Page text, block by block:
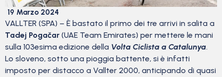
19 Marzo 2024
VALLTER (SPA) – È bastato il primo dei tre arrivi in salita a
Tadej Pogačar (UAE Team Emirates) per mettere le mani
sulla 103esima edizione della Volta Ciclista a Catalunya.
Lo sloveno, sotto una pioggia battente, si è infatti
imposto per distacco a Vallter 2000, anticipando di quasi